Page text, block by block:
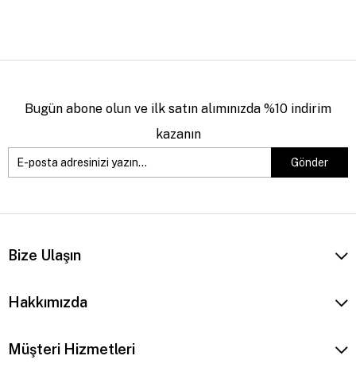
Bugün abone olun ve ilk satın alımınızda %10 indirim
kazanın
Gönder
Bize Ulaşın
Hakkımızda
Müşteri Hizmetleri